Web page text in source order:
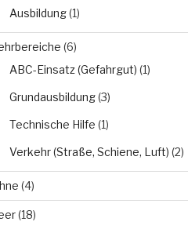
Ausbildung(1)
(6)
ABC-Einsatz (Gefahrgut) (1)
Grundausbildung(3)
Technische Hilfe (1)
Verkehr (Straße, Schiene, Luft) (2)
(4)
(18)